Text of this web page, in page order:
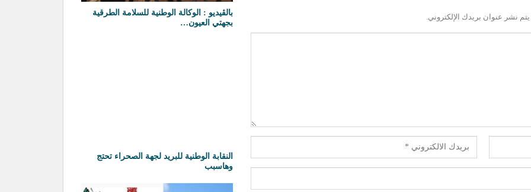
نشر عنوان بريدك الإلكتروني.
بالڤيديو : الوكالة الوطنية للسلامة الطرقية
بجهتي العيون…
النقابة الوطنية للبريد لجهة الصحراء تحتج
وهاسبب